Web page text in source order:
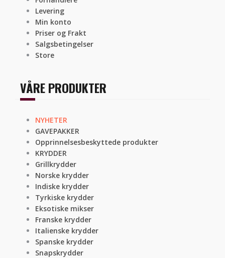
Levering
Min konto
Priser og Frakt
Salgsbetingelser
Store
VÅRE PRODUKTER
NYHETER
GAVEPAKKER
Opprinnelsesbeskyttede produkter
KRYDDER
Grillkrydder
Norske krydder
Indiske krydder
Tyrkiske krydder
Eksotiske mikser
Franske krydder
Italienske krydder
Spanske krydder
Snapskrydder